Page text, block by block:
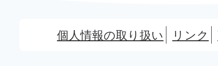
個人情報の取り扱い リンク